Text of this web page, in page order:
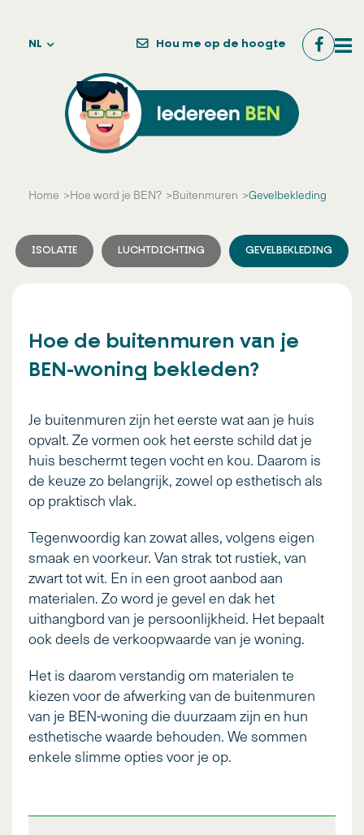
Hou me op de hoogte
NL
Home Hoe word je BEN? Buitenmuren Gevelbekleding
ISOLATIE LUCHTDICHTING GEVELBEKLEDING
Hoe de buitenmuren van je
BEN-woning bekleden?
Je buitenmuren zijn het eerste wat aan je huis
opvalt. Ze vormen ook het eerste schild dat je
huis beschermt tegen vocht en kou. Daarom is
de keuze zo belangrijk, zowel op esthetisch als
op praktisch vlak.
Tegenwoordig kan zowat alles, volgens eigen
smaak en voorkeur. Van strak tot rustiek, van
zwart tot wit. En in een groot aanbod aan
materialen. Zo word je gevel en dak het
uithangbord van je persoonlijkheid. Het bepaalt
ook deels de verkoopwaarde van je woning.
Het is daarom verstandig om materialen te
kiezen voor de afwerking van de buitenmuren
van je BEN-woning die duurzaam zijn en hun
esthetische waarde behouden. We sommen
enkele slimme opties voor je op.